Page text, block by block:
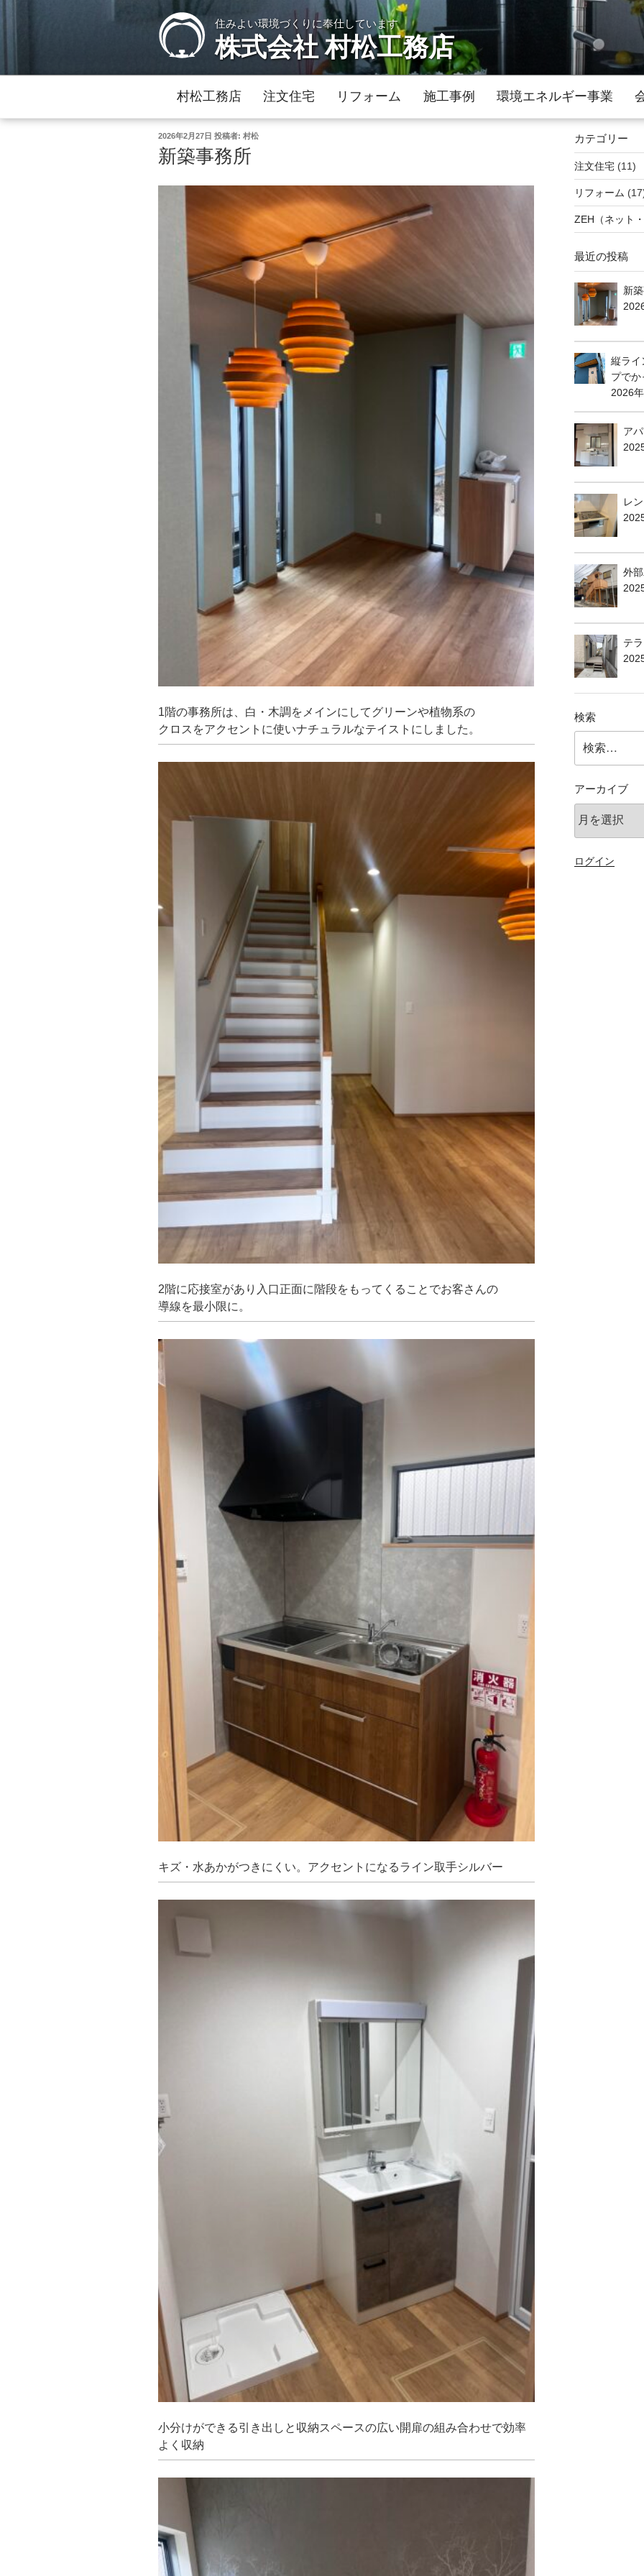
ツ
住みよい環境づくりに奉仕しています
株式会社 村松工務店
村松工務店 注文住宅 リフォーム 施工事例 環境エネルギー事業
投
稿
日:
2026年2月27日 投稿者: 村松
新築事務所
1階の事務所は、白・木調をメインにしてグリーンや植物系の
クロスをアクセントに使いナチュラルなテイストにしました。
2階に応接室があり入口正面に階段をもってくることでお客さんの
導線を最小限に。
キズ・水あかがつきにくい。アクセントになるライン取手シルバー
小分けができる引き出しと収納スペースの広い開扉の組み合わせで効率
よく収納
カテゴリー
注文住宅(11)
リフォーム
ZEH（ネット
最近の投稿
新
縦ライ
プでか
2026
ア
レ
外
テ
検索
索:
アーカイブ
ー
イ
ログイン